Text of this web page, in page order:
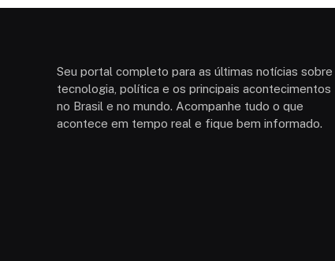
Seu portal completo para as últimas notícias sobre
tecnologia, política e os principais acontecimentos
no Brasil e no mundo. Acompanhe tudo o que
acontece em tempo real e fique bem informado.